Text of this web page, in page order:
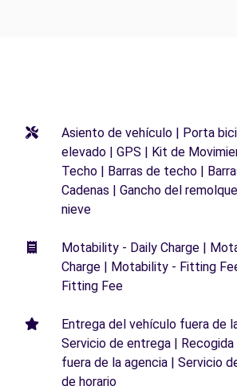
Asiento de vehículo | Porta
elevado | GPS | Kit de
Techo | Barras de techo |
Cadenas | Gancho del
nieve
Motability - Daily Charge |
Charge | Motability - Fitting
Fitting Fee
Entrega del vehículo fuera de
Servicio de entrega |
fuera de la agencia | Servicio
de horario